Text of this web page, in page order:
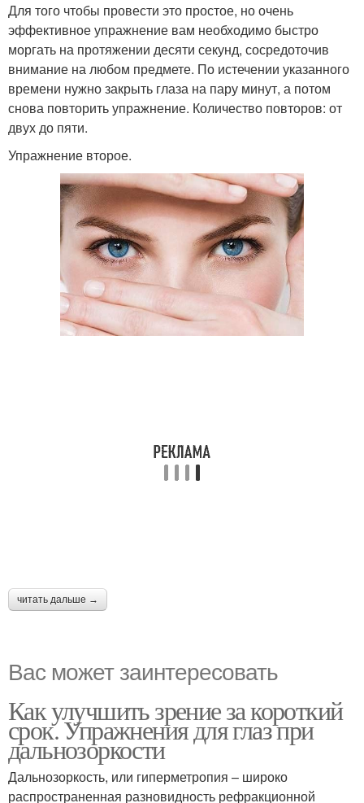
Для того чтобы провести это простое, но очень
эффективное упражнение вам необходимо быстро
моргать на протяжении десяти секунд, сосредоточив
внимание на любом предмете. По истечении указанного
времени нужно закрыть глаза на пару минут, а потом
снова повторить упражнение. Количество повторов: от
двух до пяти.
Упражнение второе.
читать дальше →
Вас может заинтересовать
Как улучшить зрение за короткий
срок. Упражнения для глаз при
дальнозоркости
Дальнозоркость, или гиперметропия – широко
распространенная разновидность рефракционной